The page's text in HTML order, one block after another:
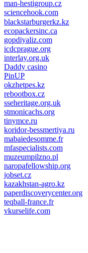
man-hestigroup.cz
sciencehook.com
олимп казино
blackstarburgerkz.kz
ecopackersinc.ca
gopdiyaliz.com
icdcprague.org
interlay.org.uk
Daddy casino
PinUP
okzhetpes.kz
rebootbox.cz
sseheritage.org.uk
stmonicachs.org
tinymce.ru
koridor-bessmertiya.ru
mabaiedesomme.fr
mfaspecialists.com
muzeumpilzno.pl
naropafellowship.org
jobset.cz
kazakhstan-agro.kz
paperdiscoverycenter.org
teqball-france.fr
vkurselife.com